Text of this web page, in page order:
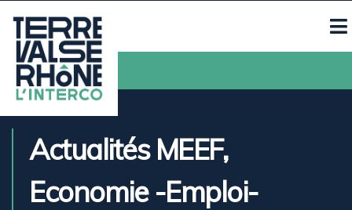
Contacts
Actualités MEEF,
Economie -Emploi-